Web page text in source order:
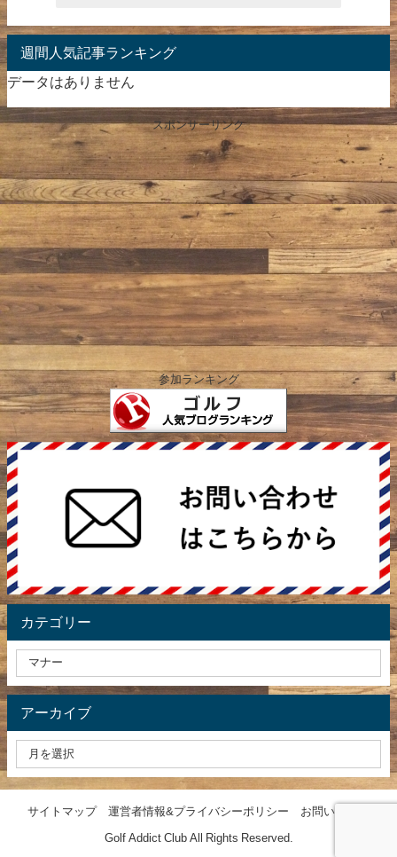
週間人気記事ランキング
データはありません
スポンサーリンク
参加ランキング
カテゴリー
アーカイブ
サイトマップ 運営者情報&プライバシーポリシー お問い合わせ
Golf Addict Club All Rights Reserved.